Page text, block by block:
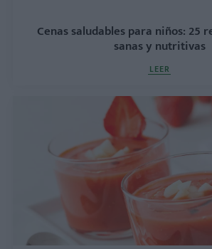
Cenas saludables para niños: 25
sanas y nutritivas
LEER